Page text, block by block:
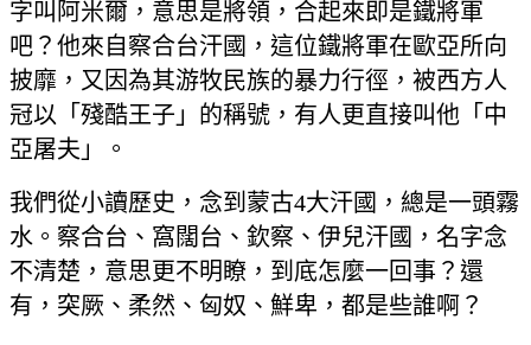
字叫阿米爾，意思是將領，合起來即是鐵將軍
吧？他來自察合台汗國，這位鐵將軍在歐亞所向
披靡，又因為其游牧民族的暴力行徑，被西方人
冠以「殘酷王子」的稱號，有人更直接叫他「中
亞屠夫」。
我們從小讀歷史，念到蒙古4大汗國，總是一頭霧
水。察合台、窩闊台、欽察、伊兒汗國，名字念
不清楚，意思更不明瞭，到底怎麼一回事？還
有，突厥、柔然、匈奴、鮮卑，都是些誰啊？